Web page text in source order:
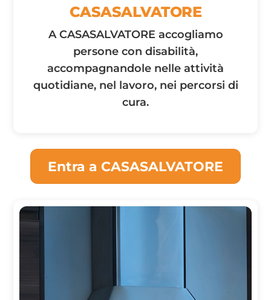
CASASALVATORE
A CASASALVATORE accogliamo
persone con disabilità,
accompagnandole nelle attività
quotidiane, nel lavoro, nei percorsi di
cura.
Entra a CASASALVATORE